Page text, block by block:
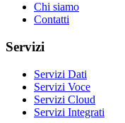
Chi siamo
Contatti
Servizi
Servizi Dati
Servizi Voce
Servizi Cloud
Servizi Integrati